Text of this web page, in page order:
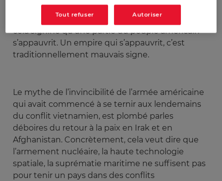
Le symbole de l’économie américaine n’est plus
General Motors mais Wal Mart. Concrètement,
cela signifie qu’une partie du peuple américain
s’appauvrit. Un empire qui s’appauvrit, c’est
traditionnellement mauvais signe.
Le mythe de l’invincibilité de l’armée américaine
qui avait commencé à se ternir aux lendemains
du conflit vietnamien, est plombé parles
déboires du retour à la paix en Irak et en
Afghanistan. Concrètement, cela veut dire que
l’armement nucléaire, la haute technologie
spatiale, la suprématie maritime ne suffisent pas
pour tenir un pays dans des conflits
Tout refuser Autoriser